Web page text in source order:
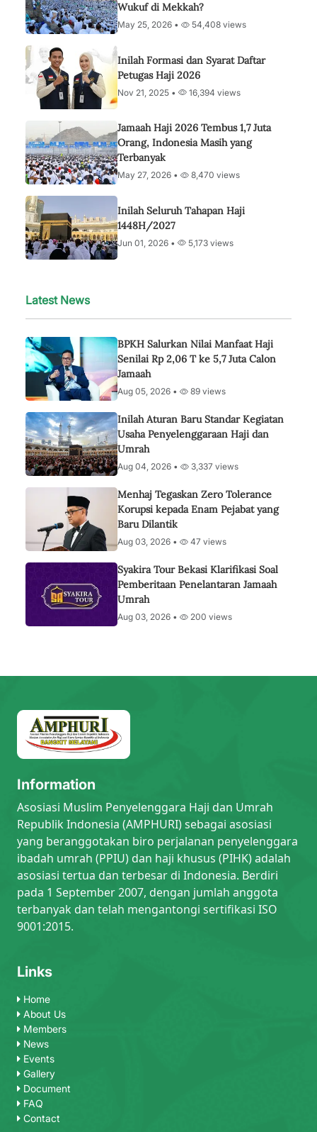
Wukuf di Mekkah?
May 25, 2026 • 54,408 views
Inilah Formasi dan Syarat Daftar
Petugas Haji 2026
Nov 21, 2025 • 16,394 views
Jamaah Haji 2026 Tembus 1,7 Juta
Orang, Indonesia Masih yang
Terbanyak
May 27, 2026 • 8,470 views
Inilah Seluruh Tahapan Haji
1448H/2027
Jun 01, 2026 • 5,173 views
Latest News
BPKH Salurkan Nilai Manfaat Haji
Senilai Rp 2,06 T ke 5,7 Juta Calon
Jamaah
Aug 05, 2026 • 89 views
Inilah Aturan Baru Standar Kegiatan
Usaha Penyelenggaraan Haji dan
Umrah
Aug 04, 2026 • 3,337 views
Menhaj Tegaskan Zero Tolerance
Korupsi kepada Enam Pejabat yang
Baru Dilantik
Aug 03, 2026 • 47 views
Syakira Tour Bekasi Klarifikasi Soal
Pemberitaan Penelantaran Jamaah
Umrah
Aug 03, 2026 • 200 views
Information
Asosiasi Muslim Penyelenggara Haji dan Umrah
Republik Indonesia (AMPHURI) sebagai asosiasi
yang beranggotakan biro perjalanan penyelenggara
ibadah umrah (PPIU) dan haji khusus (PIHK) adalah
asosiasi tertua dan terbesar di Indonesia. Berdiri
pada 1 September 2007, dengan jumlah anggota
terbanyak dan telah mengantongi sertifikasi ISO
9001:2015.
Links
Home
About Us
Members
News
Events
Gallery
Document
FAQ
Contact